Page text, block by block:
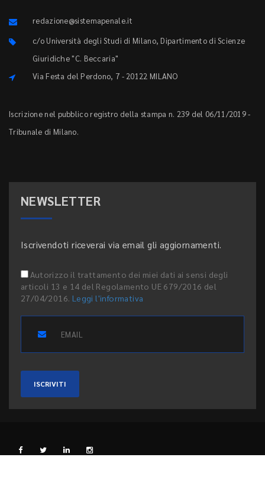
redazione@sistemapenale.it
c/o Università degli Studi di Milano, Dipartimento di Scienze
Giuridiche "C. Beccaria"
Via Festa del Perdono, 7 - 20122 MILANO
Iscrizione nel pubblico registro della stampa n. 239 del 06/11/2019 -
Tribunale di Milano.
NEWSLETTER
Iscrivendoti riceverai via email gli aggiornamenti.
Autorizzo il trattamento dei miei dati ai sensi degli
articoli 13 e 14 del Regolamento UE 679/2016 del
27/04/2016. Leggi l'informativa
ISCRIVITI